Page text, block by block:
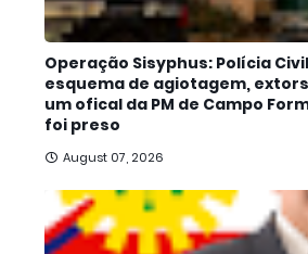
Operação Sisyphus: Polícia
esquema de agiotagem,
um ofical da PM de Campo
foi preso
August 07, 2026